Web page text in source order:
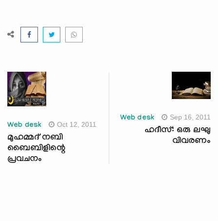
Web desk Oct 12, 2011
മുഹമ്മദ് നബി
ബൈബിളിന്റെ
പ്രവചനം
Web desk Sep 16, 2011
ഹദീസ്: ഒരു ലഘു
വിവരണം